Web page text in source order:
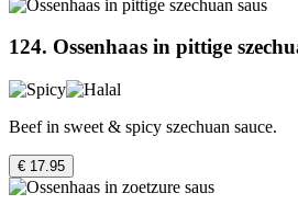
124. Ossenhaas in pittige
Beef in sweet & spicy szechuan sauce.
€ 17.95